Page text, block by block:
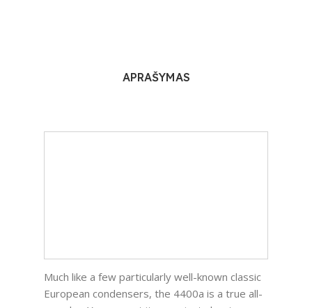
APRAŠYMAS
Much like a few particularly well-known classic
European condensers, the 4400a is a true all-